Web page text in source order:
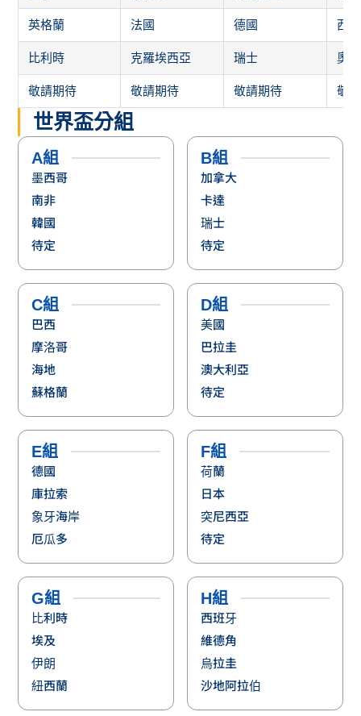
英格蘭 法國 德國 西
比利時 克羅埃西亞 瑞士 奧
敬請期待 敬請期待 敬請期待 敬
世界盃分組
A組
墨西哥
南非
韓國
待定
B組
加拿大
卡達
瑞士
待定
C組
巴西
摩洛哥
海地
蘇格蘭
D組
美國
巴拉圭
澳大利亞
待定
E組
德國
庫拉索
象牙海岸
厄瓜多
F組
荷蘭
日本
突尼西亞
待定
G組
比利時
埃及
伊朗
紐西蘭
H組
西班牙
維德角
烏拉圭
沙地阿拉伯